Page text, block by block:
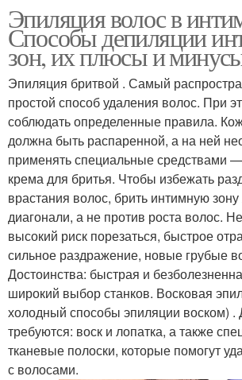
Эпиляция волос в
Способы депиляции
зон, их плюсы и
Эпиляция бритвой . Самый
простой способ удаления волос. При
соблюдать определенные правила.
должна быть распаренной, а на ней
применять специальные средствами
крема для бритья. Чтобы избежать
врастания волос, брить интимную
диагонали, а не против роста волос.
высокий риск порезаться, быстрое
сильное раздражение, новые грубые
Достоинства: быстрая и
широкий выбор станков. Восковая
холодный способы эпиляции воском) .
требуются: воск и лопатка, а также
тканевые полоски, которые помогут
с волосами.